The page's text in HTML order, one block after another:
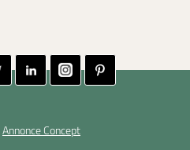
Annonce Concept